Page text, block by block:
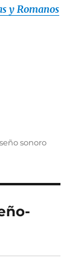
y Romanos
sonoro